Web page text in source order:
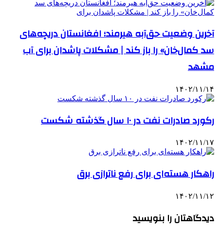
آخرین وضعیت حق‌آبه هیرمند؛ افغانستان دریچه‌های
سد کمال‌خان» را باز کند | مشکلات پاشدان برای آب
مشهد
۱۴۰۲/۱۱/۱۴
رکورد صادرات نفت در ۱۰ سال گذشته شکست
۱۴۰۲/۱۱/۱۷
راهکار هسته‌ای برای رفع ناترازی برق
۱۴۰۲/۱۱/۱۲
دیدگاهتان را بنویسید